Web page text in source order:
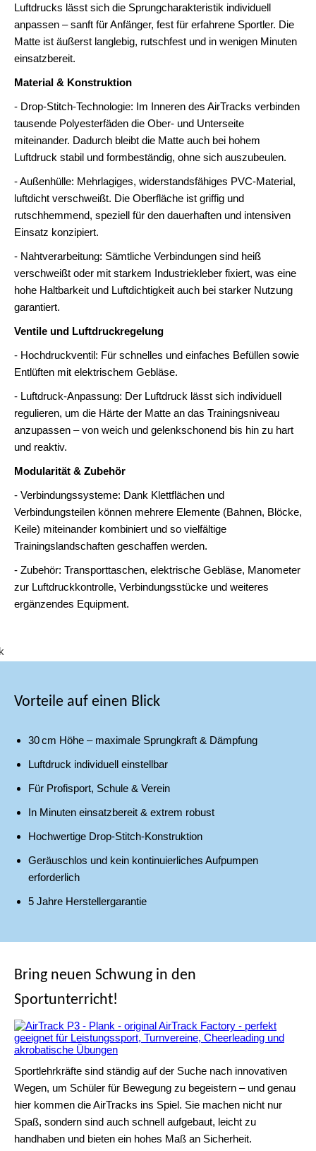
Luftdrucks lässt sich die Sprungcharakteristik individuell
anpassen – sanft für Anfänger, fest für erfahrene Sportler. Die
Matte ist äußerst langlebig, rutschfest und in wenigen Minuten
einsatzbereit.
Material & Konstruktion
- Drop-Stitch-Technologie: Im Inneren des AirTracks verbinden
tausende Polyesterfäden die Ober- und Unterseite
miteinander. Dadurch bleibt die Matte auch bei hohem
Luftdruck stabil und formbeständig, ohne sich auszubeulen.
- Außenhülle: Mehrlagiges, widerstandsfähiges PVC-Material,
luftdicht verschweißt. Die Oberfläche ist griffig und
rutschhemmend, speziell für den dauerhaften und intensiven
Einsatz konzipiert.
- Nahtverarbeitung: Sämtliche Verbindungen sind heiß
verschweißt oder mit starkem Industriekleber fixiert, was eine
hohe Haltbarkeit und Luftdichtigkeit auch bei starker Nutzung
garantiert.
Ventile und Luftdruckregelung
- Hochdruckventil: Für schnelles und einfaches Befüllen sowie
Entlüften mit elektrischem Gebläse.
- Luftdruck-Anpassung: Der Luftdruck lässt sich individuell
regulieren, um die Härte der Matte an das Trainingsniveau
anzupassen – von weich und gelenkschonend bis hin zu hart
und reaktiv.
Modularität & Zubehör
- Verbindungssysteme: Dank Klettflächen und
Verbindungsteilen können mehrere Elemente (Bahnen, Blöcke,
Keile) miteinander kombiniert und so vielfältige
Trainingslandschaften geschaffen werden.
- Zubehör: Transporttaschen, elektrische Gebläse, Manometer
zur Luftdruckkontrolle, Verbindungsstücke und weiteres
ergänzendes Equipment.
AIR TRACK P3 - OUTDOOR
AIR TRACK P3 - ANWENDUNG
AIR TRACK P3 - AM STRAND
AIR TRACK P3 - AKROBATIK
AIR TRACK P3 - OBERFLÄCHE
AIR TRACK P3 - BAHNEN
AIR TRACK P3 - IM SCHWIMMBAD
AIR TRACK P3 - BEIM KINDERTURNEN
AIR TRACK P3 - IM TURNVEREIN
Vorteile auf einen Blick
30 cm Höhe – maximale Sprungkraft & Dämpfung
Luftdruck individuell einstellbar
Für Profisport, Schule & Verein
In Minuten einsatzbereit & extrem robust
Hochwertige Drop-Stitch-Konstruktion
Geräuschlos und kein kontinuierliches Aufpumpen
erforderlich
5 Jahre Herstellergarantie
Bring neuen Schwung in den
Sportunterricht!
Sportlehrkräfte sind ständig auf der Suche nach innovativen
Wegen, um Schüler für Bewegung zu begeistern – und genau
hier kommen die AirTracks ins Spiel. Sie machen nicht nur
Spaß, sondern sind auch schnell aufgebaut, leicht zu
handhaben und bieten ein hohes Maß an Sicherheit.